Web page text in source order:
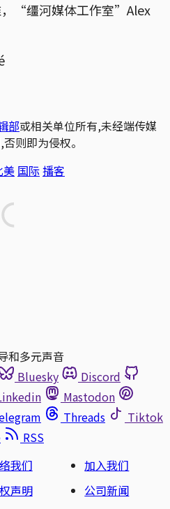
，“缰河媒体工作室”Alex
部或相关单位所有,未经端传媒
则即为侵权。
美 国际播客
和多元声音
Bluesky
Discord
Mastodon
Threads
Tiktok
RSS
我们
加入我们
声明
公司新闻